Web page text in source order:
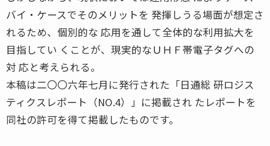
バイ・ケースでそのメリットを 発揮しうる場面が想定さ
れるため、個別的な 応用を通して全体的な利用拡大を
目指してい くことが、現実的なＵＨＦ帯電子タグへの
対 応と考えられる。
本稿は二〇〇六年七月に発行された「日通総 研ロジス
ティクスレポート（NO.4）」に掲載され たレポートを
同社の許可を得て掲載したものです。